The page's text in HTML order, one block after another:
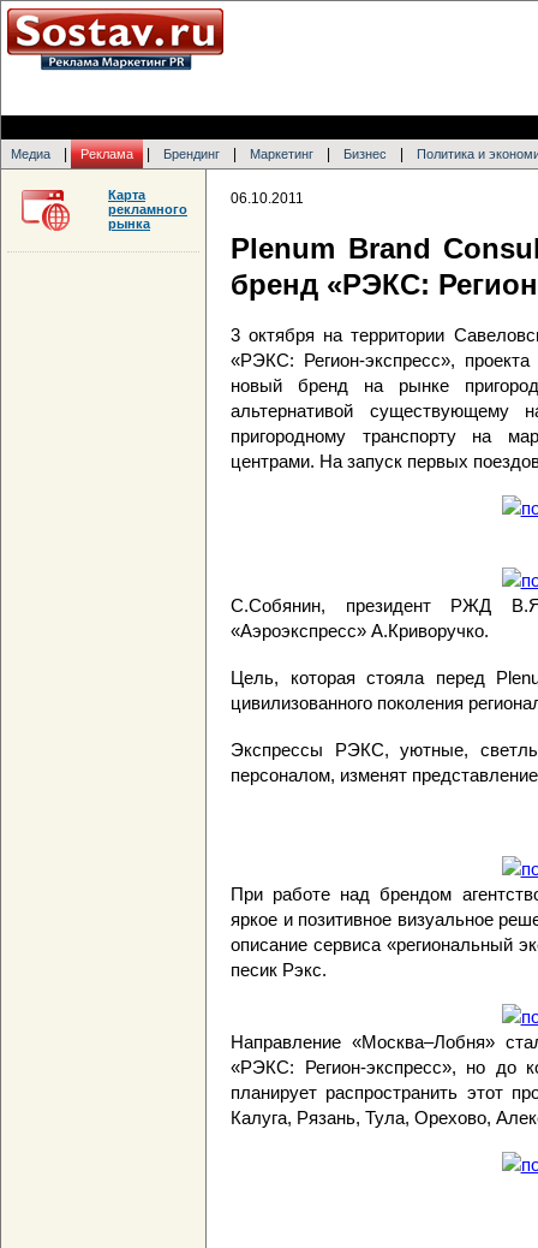
Медиа Реклама Брендинг Маркетинг Бизнес Политика и
06.10.2011
Plenum Brand
бренд «РЭКС:
3 октября на территории
«РЭКС: Регион-экспресс»,
новый бренд на рынке
альтернативой существующему
пригородному транспорту на
центрами. На запуск первых
С.Собянин, президент РЖД
«Аэроэкспресс» А.Криворучко.
Цель, которая стояла перед
цивилизованного поколения
Экспрессы РЭКС, уютные,
персоналом, изменят
При работе над брендом
яркое и позитивное визуальное
описание сервиса «региональный
песик Рэкс.
Направление «Москва–Лобня»
«РЭКС: Регион-экспресс», но до
планирует распространить этот
Калуга, Рязань, Тула, Орехово,
Карта
рекламного
рынка